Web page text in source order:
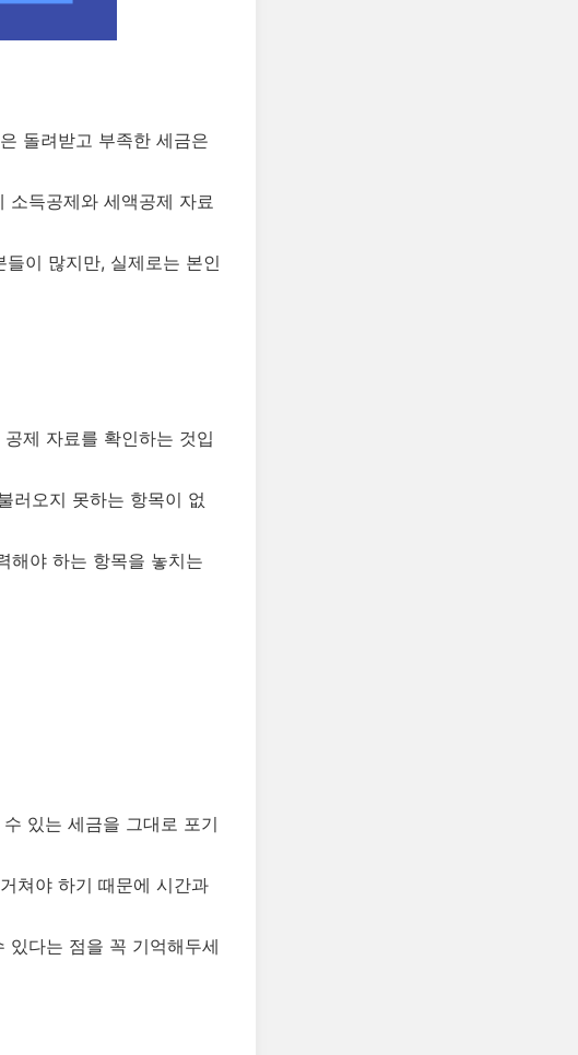
돌려받고 부족한 세금은
소득공제와 세액공제 자료
이 많지만, 실제로는 본인
제 자료를 확인하는 것입
러오지 못하는 항목이 없
해야 하는 항목을 놓치는
있는 세금을 그대로 포기
쳐야 하기 때문에 시간과
있다는 점을 꼭 기억해두세